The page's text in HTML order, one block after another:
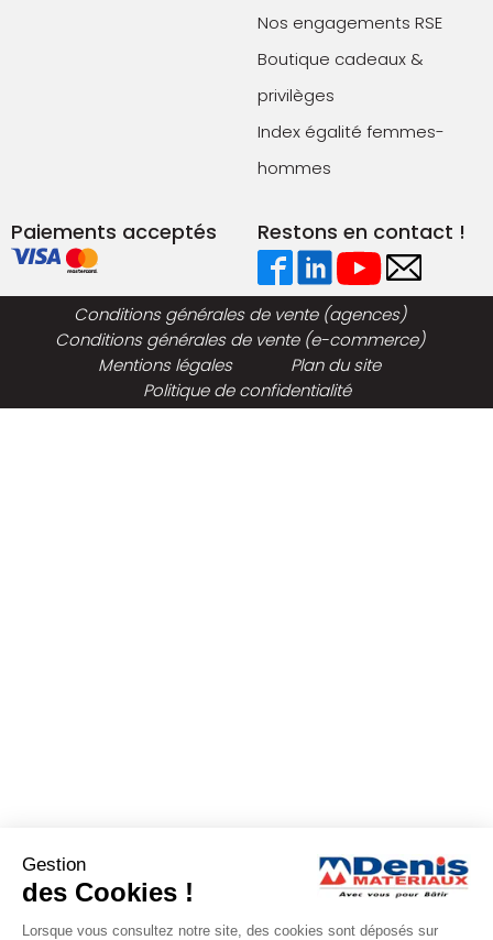
Nos engagements RSE
Boutique cadeaux &
privilèges
Index égalité femmes-
hommes
Paiements acceptés Restons en contact !
Conditions générales de vente (agences)
Conditions générales de vente (e-commerce)
Mentions légales
Plan du site
Politique de confidentialité
Gestion
des Cookies !
Lorsque vous consultez notre site, des cookies sont déposés sur